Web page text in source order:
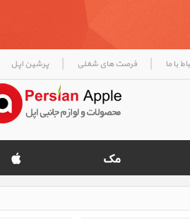
با ما | فرصت های شغلی | پرشین اپل